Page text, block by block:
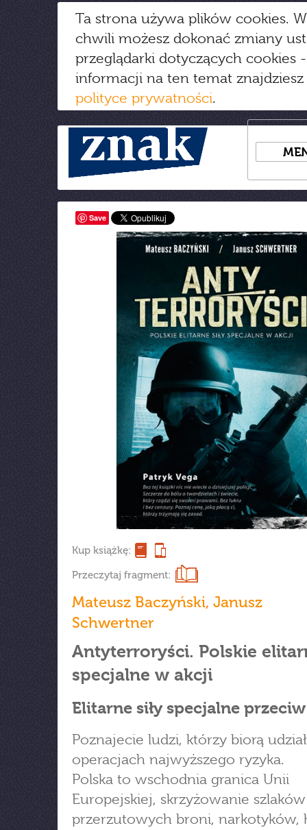
Ta strona używa plików cookies.
chwili możesz dokonać zmiany
przeglądarki dotyczących cookies
informacji na ten temat
polityce prywatności.
Save
Kup książkę:
Przeczytaj fragment:
Mateusz Baczyński, Janusz
Schwertner
Antyterroryści. Polskie
specjalne w akcji
Elitarne siły specjalne
Poznajecie ludzi, którzy biorą
operacjach najwyższego ryzyka.
Polska to wschodnia granica Unii
Europejskiej, skrzyżowanie szlaków
przerzutowych broni, narkotyków,